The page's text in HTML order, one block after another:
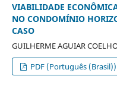
VIABILIDADE
NO CONDOMÍNIO
CASO
GUILHERME AGUIAR
PDF (Português (Brasil))